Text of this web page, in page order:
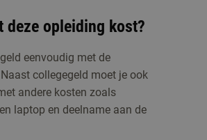
deze opleiding kost?
eenvoudig met de
collegegeld moet je ook
andere kosten zoals
laptop en deelname aan de